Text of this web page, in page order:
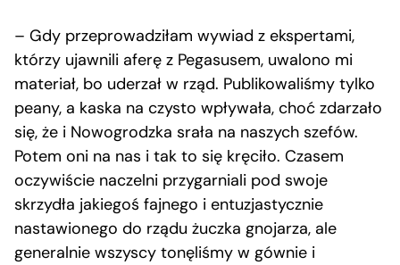
– Gdy przeprowadziłam wywiad z ekspertami,
którzy ujawnili aferę z Pegasusem, uwalono mi
materiał, bo uderzał w rząd. Publikowaliśmy tylko
peany, a kaska na czysto wpływała, choć zdarzało
się, że i Nowogrodzka srała na naszych szefów.
Potem oni na nas i tak to się kręciło. Czasem
oczywiście naczelni przygarniali pod swoje
skrzydła jakiegoś fajnego i entuzjastycznie
nastawionego do rządu żuczka gnojarza, ale
generalnie wszyscy tonęliśmy w gównie i